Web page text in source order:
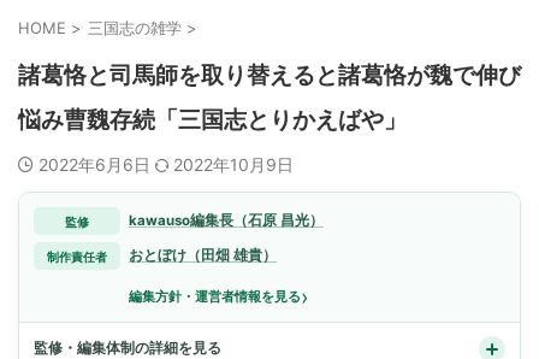
HOME > 三国志の雑学 >
諸葛恪と司馬師を取り替えると諸葛恪が魏で伸び
悩み曹魏存続「三国志とりかえばや」
2022年6月6日 2022年10月9日
監修 kawauso編集長（石原 昌光）
制作責任者 おとぼけ（田畑 雄貴）
編集方針・運営者情報を見る›
監修・編集体制の詳細を見る